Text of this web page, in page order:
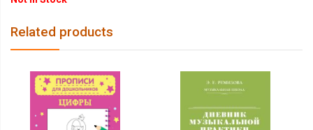
Related products